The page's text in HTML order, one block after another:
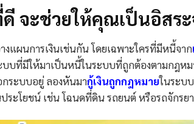
ดี จะช่วยให้คุณเป็นอิสร
แผนการเงินเช่นกัน โดยเฉพาะใครที่มีหนี้จาก
บที่มีให้มาเป็นหนี้ในระบบที่ถูกต้องตามกฎหม
ระบบอยู่ ลองหันมากู้เงินถูกกฎหมายในระบ
ะโยชน์ เช่น โฉนดที่ดิน รถยนต์ หรือรถจักรย